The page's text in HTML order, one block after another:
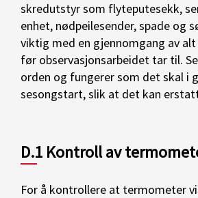
skredutstyr som flyteputesekk,
enhet, nødpeilesender, spade og
viktig med en gjennomgang av
før observasjonsarbeidet tar til.
orden og fungerer som det skal i
sesongstart, slik at det kan
D.1 Kontroll av
For å kontrollere at termometer